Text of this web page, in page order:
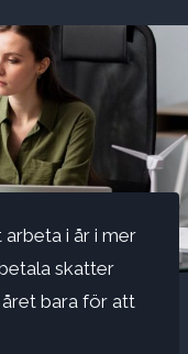
i år i mer
skatter
bara för att